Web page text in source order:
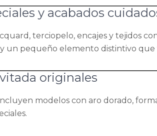
y acabados
terciopelo, encajes y tejidos
un pequeño elemento distintivo que
originales
modelos con aro dorado,